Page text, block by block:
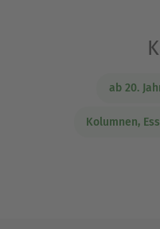
ab 20.
Kolumnen,